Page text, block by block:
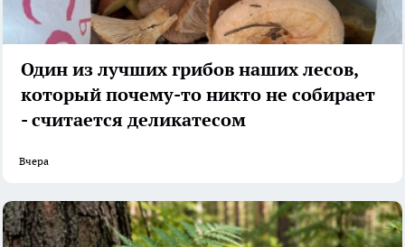
Один из лучших грибов наших лесов,
который почему-то никто не собирает
- считается деликатесом
Вчера